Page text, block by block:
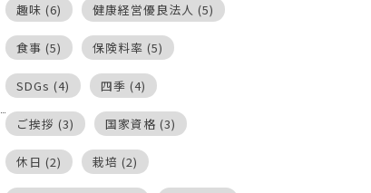
趣味 (6) 健康経営優良法人 (5)
食事 (5) 保険料率 (5)
SDGs (4) 四季 (4)
ご挨拶 (3) 国家資格 (3)
休日 (2) 栽培 (2)